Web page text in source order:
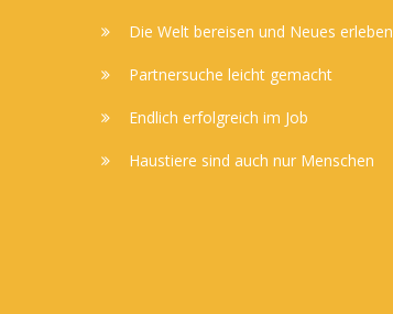
Die Welt bereisen und Neues erleben
Partnersuche leicht gemacht
Endlich erfolgreich im Job
Haustiere sind auch nur Menschen